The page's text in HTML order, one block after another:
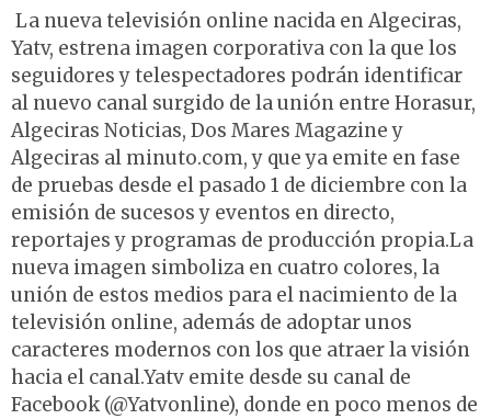
La nueva televisión online nacida en Algeciras,
Yatv, estrena imagen corporativa con la que los
seguidores y telespectadores podrán identificar
al nuevo canal surgido de la unión entre Horasur,
Algeciras Noticias, Dos Mares Magazine y
Algeciras al minuto.com, y que ya emite en fase
de pruebas desde el pasado 1 de diciembre con la
emisión de sucesos y eventos en directo,
reportajes y programas de producción propia.La
nueva imagen simboliza en cuatro colores, la
unión de estos medios para el nacimiento de la
televisión online, además de adoptar unos
caracteres modernos con los que atraer la visión
hacia el canal.Yatv emite desde su canal de
Facebook (@Yatvonline), donde en poco menos de